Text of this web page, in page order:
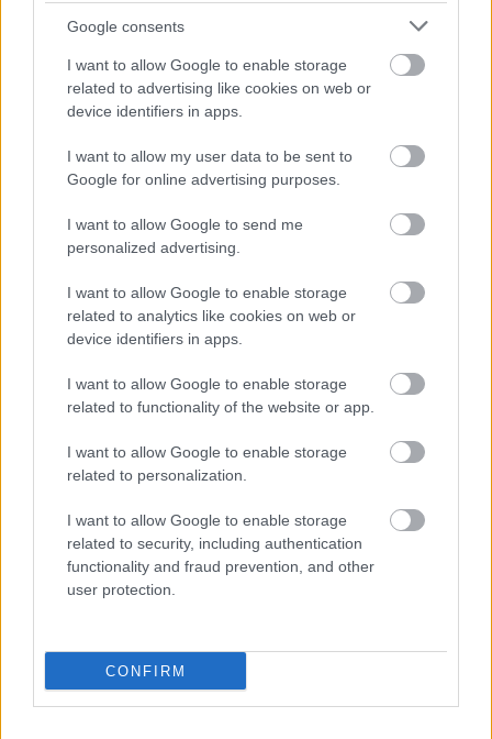
Google consents
I want to allow Google to enable storage
related to advertising like cookies on web or
device identifiers in apps.
I want to allow my user data to be sent to
Google for online advertising purposes.
I want to allow Google to send me
personalized advertising.
I want to allow Google to enable storage
related to analytics like cookies on web or
device identifiers in apps.
I want to allow Google to enable storage
related to functionality of the website or app.
I want to allow Google to enable storage
related to personalization.
I want to allow Google to enable storage
related to security, including authentication
functionality and fraud prevention, and other
user protection.
CONFIRM
Forrás:jesshuff.com
elválaszthatatlan barátok. Horgoljátok meg
mindkettőjüket!